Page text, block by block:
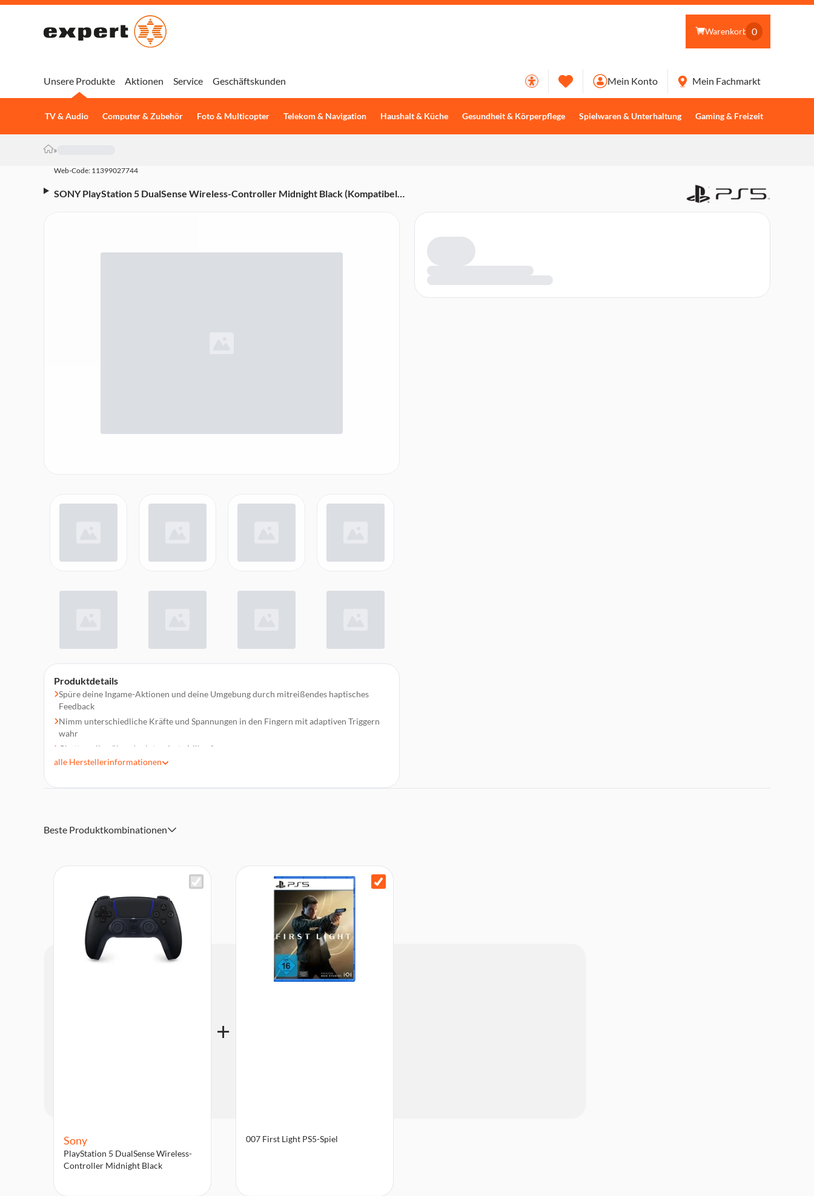
Warenkorb 0
Unsere Produkte
TV & Audio Computer & Zubehör Foto & Multicopter Telekom & Navigation Haushalt & Küche Gesundheit & Körperpflege Spielwaren & Unterhaltung Gaming & Freizeit
Aktionen Service Geschäftskunden Mein Konto Mein Fachmarkt
»
Web-Code: 11399027744
SONY PlayStation 5 DualSense Wireless-Controller Midnight Black (Kompatibel
Produktdetails
Spüre deine Ingame-Aktionen und deine Umgebung durch mitreißendes haptisches
Feedback
Nimm unterschiedliche Kräfte und Spannungen in den Fingern mit adaptiven Triggern
wahr
Chatte online über das integrierte Mikrofon
Schließe dein Headset direkt über den 3,5-mm-Anschluss an
verbesserten Sticks
Interagiere intuitiv mit ausgewählten Spielen über den integrierten Bewegungssensor
alle Herstellerinformationen
Beste Produktkombinationen
Sony
PlayStation 5 DualSense Wireless-
Controller Midnight Black
007 First Light PS5-Spiel